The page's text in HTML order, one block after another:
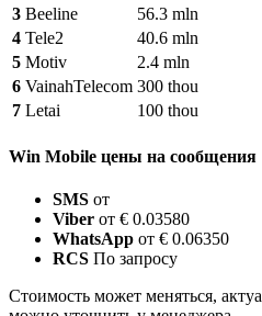
3 Beeline
56.3 mln
4 Tele2
40.6 mln
5 Motiv
2.4 mln
6 VainahTelecom 300 thou
7 Letai 100 thou
Win Mobile цены на сообщения
SMS от
Viber от € 0.03580
WhatsApp от € 0.06350
RCS По запросу
Стоимость может меняться,